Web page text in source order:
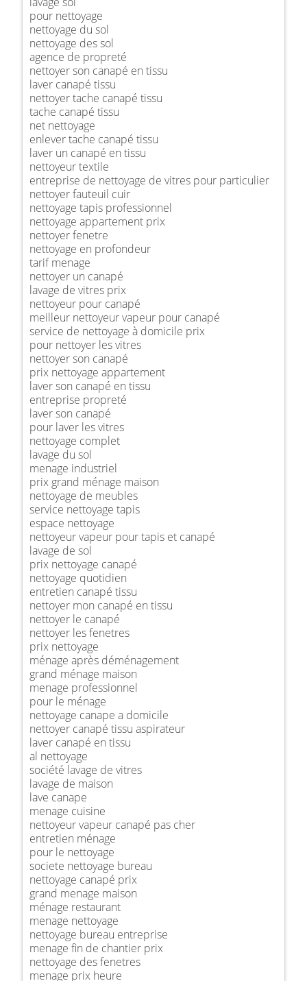
pour nettoyage
nettoyage du sol
nettoyage des sol
agence de propreté
nettoyer son canapé en tissu
laver canapé tissu
nettoyer tache canapé tissu
tache canapé tissu
net nettoyage
enlever tache canapé tissu
laver un canapé en tissu
nettoyeur textile
entreprise de nettoyage de vitres pour particulier
nettoyer fauteuil cuir
nettoyage tapis professionnel
nettoyage appartement prix
nettoyer fenetre
nettoyage en profondeur
tarif menage
nettoyer un canapé
lavage de vitres prix
nettoyeur pour canapé
meilleur nettoyeur vapeur pour canapé
service de nettoyage à domicile prix
pour nettoyer les vitres
nettoyer son canapé
prix nettoyage appartement
laver son canapé en tissu
entreprise propreté
laver son canapé
pour laver les vitres
nettoyage complet
lavage du sol
menage industriel
prix grand ménage maison
nettoyage de meubles
service nettoyage tapis
espace nettoyage
nettoyeur vapeur pour tapis et canapé
lavage de sol
prix nettoyage canapé
nettoyage quotidien
entretien canapé tissu
nettoyer mon canapé en tissu
nettoyer le canapé
nettoyer les fenetres
prix nettoyage
ménage après déménagement
grand ménage maison
menage professionnel
pour le ménage
nettoyage canape a domicile
nettoyer canapé tissu aspirateur
laver canapé en tissu
al nettoyage
société lavage de vitres
lavage de maison
lave canape
menage cuisine
nettoyeur vapeur canapé pas cher
entretien ménage
pour le nettoyage
societe nettoyage bureau
nettoyage canapé prix
grand menage maison
ménage restaurant
menage nettoyage
nettoyage bureau entreprise
menage fin de chantier prix
nettoyage des fenetres
menage prix heure